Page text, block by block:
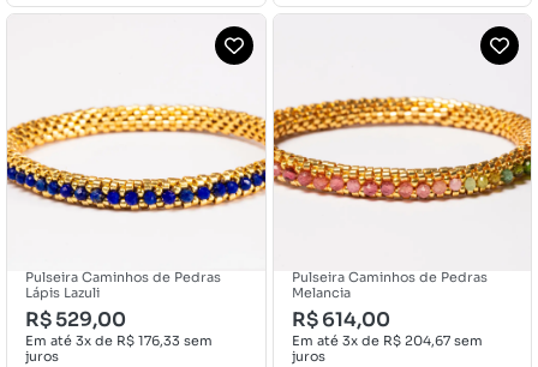
Pulseira Caminhos de Pedras
Lápis Lazuli
R$529,00
Em até 3x de R$ 176,33 sem
juros
Pulseira Caminhos de Pedras
Melancia
R$614,00
Em até 3x de R$204,67sem
juros